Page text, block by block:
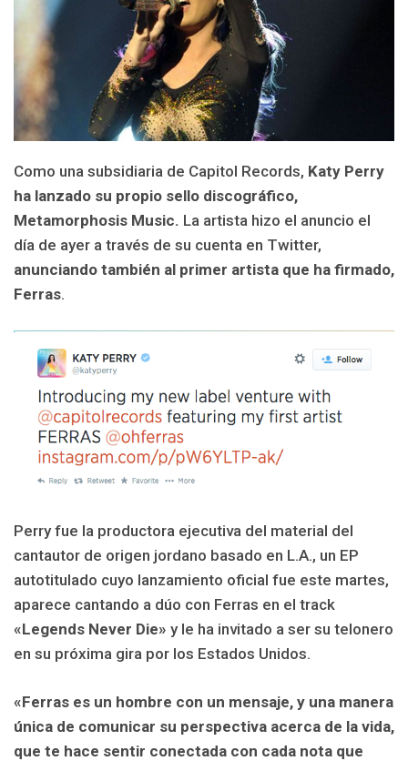
Como una subsidiaria de Capitol Records, Katy Perry
ha lanzado su propio sello discográfico,
Metamorphosis Music. La artista hizo el anuncio el
día de ayer a través de su cuenta en Twitter,
anunciando también al primer artista que ha firmado,
Ferras.
Perry fue la productora ejecutiva del material del
cantautor de origen jordano basado en L.A., un EP
autotitulado cuyo lanzamiento oficial fue este martes,
aparece cantando a dúo con Ferras en el track
«Legends Never Die» y le ha invitado a ser su telonero
en su próxima gira por los Estados Unidos.
«Ferras es un hombre con un mensaje, y una manera
única de comunicar su perspectiva acerca de la vida,
que te hace sentir conectada con cada nota que